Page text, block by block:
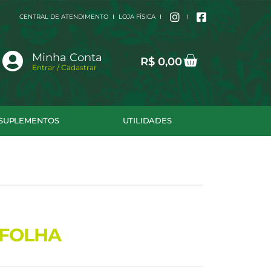
CENTRAL DE ATENDIMENTO LOJA FÍSICA
Minha Conta
Entrar / Cadastrar R$ 0,00Cart
UTILIDADES